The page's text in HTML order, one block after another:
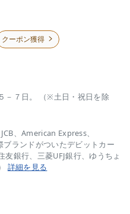
クーポン獲得 
－７日。 （※土日・祝日を除
、American Express、
ブランドがついたデビットカー
友銀行、三菱UFJ銀行、ゆうちょ
詳細を見る